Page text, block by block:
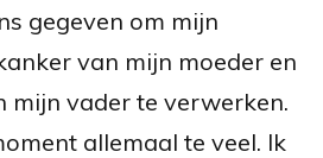
gegeven om mijn
van mijn moeder en
mijn vader te verwerken.
allemaal te veel. Ik